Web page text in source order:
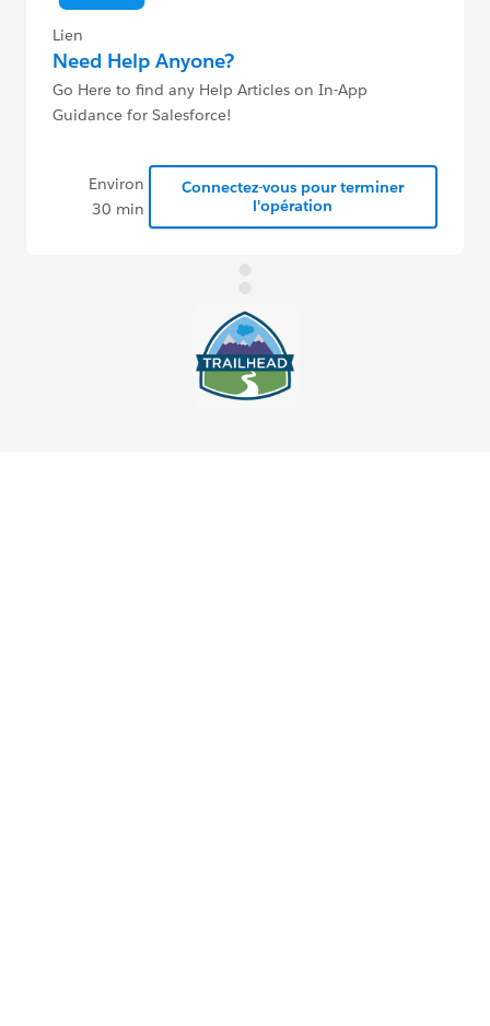
Lien
Need Help Anyone?
Go Here to find any Help Articles on In-App
Guidance for Salesforce!
Environ
30 min
Connectez-vous pour terminer
l'opération